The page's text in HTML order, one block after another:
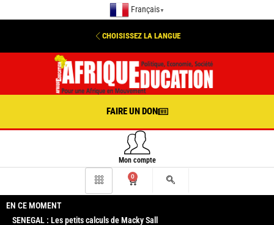
Français ▼
CHOISISSEZ LA LANGUE
FAIRE UN DON
Mon compte
0
EN CE MOMENT
SENEGAL : Les petits calculs de Macky Sall